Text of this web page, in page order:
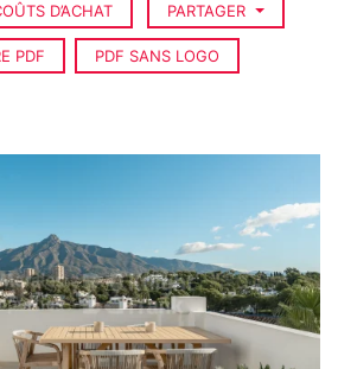
D’ACHAT PARTAGER
PDF PDF SANS LOGO